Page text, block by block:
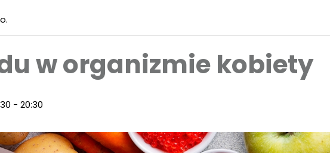
w organizmie kobiety
- 20:30